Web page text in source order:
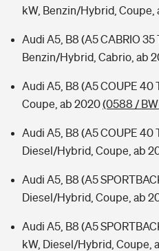
kW, Benzin/Hybrid, Coupe,
Audi A5, B8 (A5 CABRIO 35
Benzin/Hybrid, Cabrio, ab
Audi A5, B8 (A5 COUPE 40
Coupe, ab 2020(0588 /
Audi A5, B8 (A5 COUPE 40
Diesel/Hybrid, Coupe, ab
Audi A5, B8 (A5
Diesel/Hybrid, Coupe, ab
Audi A5, B8 (A5
kW, Diesel/Hybrid, Coupe,